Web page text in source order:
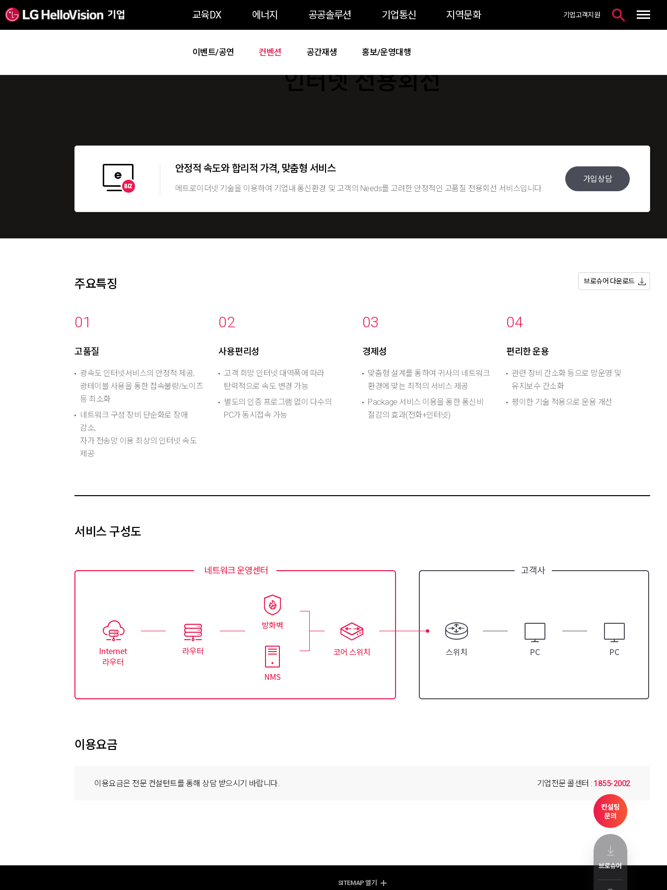
교육DX 에너지 공공솔루션 기업통신 지역문화
기업고객지원
통합검색 열기
이벤트/공연 컨벤션 공간재생 홍보/운영대행
인터넷 전용회선
안정적 속도와 합리적 가격, 맞춤형 서비스
메트로이더넷 기술을 이용하여 기업내 통신환경 및 고객의 Needs를 고려한 안정적인 고품질 전용회선 서비스입니다.
가입상담
브로슈어 다운로드
주요특징
01
고품질
광속도 인터넷서비스의 안정적 제공,
광테이블 사용을 통한 접속불량/노이즈
등 최소화
네트워크 구성 장비 단순화로 장애
감소,
자가 전송망 이용 최상의 인터넷 속도
제공
02
사용편리성
고객 희망 인터넷 대역폭에 따라
탄력적으로 속도 변경 가능
별도의 인증 프로그램 없이 다수의
PC가 동시접속 가능
03
경제성
맞춤형 설계를 통하여 귀사의 네트워크
환경에 맞는 최적의 서비스 제공
Package 서비스 이용을 통한 통신비
절감의 효과(전화+인터넷)
04
편리한 운용
관련 장비 간소화 등으로 망운영 및
유지보수 간소화
평이한 기술 적용으로 운용 개선
서비스 구성도
이용요금
이용요금은 전문 컨설턴트를 통해 상담 받으시기 바랍니다. 기업전문 콜센터 : 1855-2002
지역문화
SITEMAP 열기